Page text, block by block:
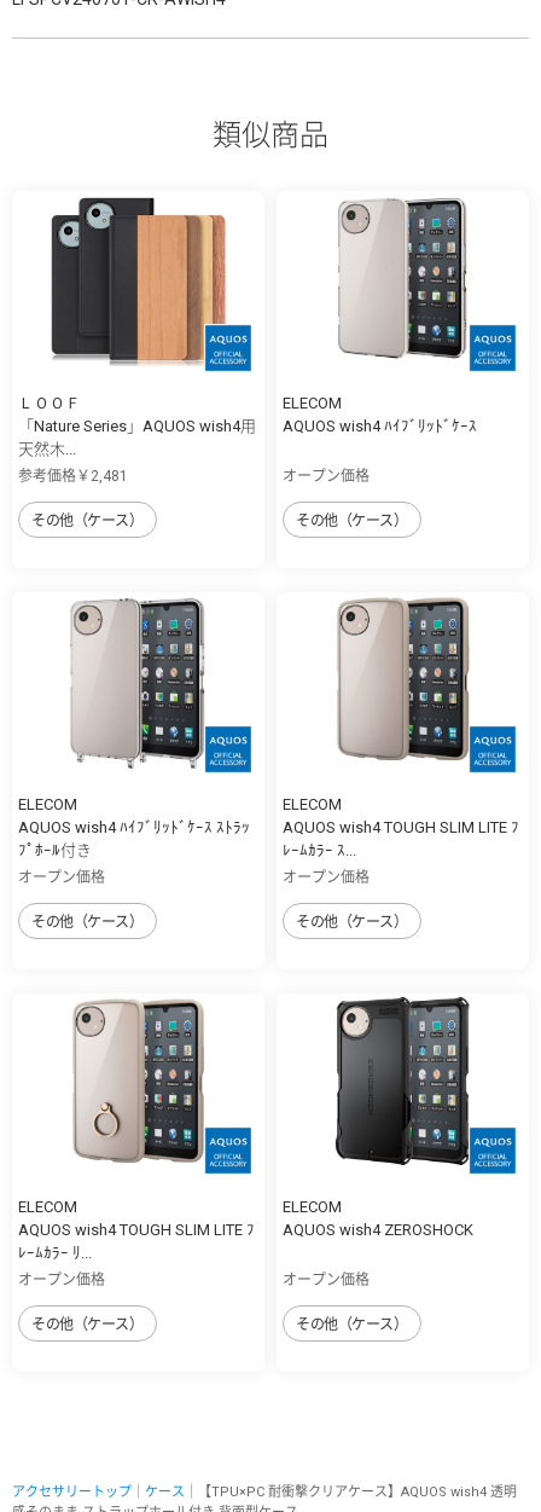
類似商品
ＬＯＯＦ
「Nature Series」AQUOS wish4用
天然木...
参考価格￥2,481
その他（ケース）
ELECOM
AQUOS wish4 ﾊｲﾌﾞﾘｯﾄﾞｹｰｽ
オープン価格
その他（ケース）
ELECOM
AQUOS wish4 ﾊｲﾌﾞﾘｯﾄﾞｹｰｽ ｽﾄﾗｯ
ﾌﾟﾎｰﾙ付き
オープン価格
その他（ケース）
ELECOM
AQUOS wish4 TOUGH SLIM LITE ﾌ
ﾚｰﾑｶﾗｰ ｽ...
オープン価格
その他（ケース）
ELECOM
AQUOS wish4 TOUGH SLIM LITE ﾌ
ﾚｰﾑｶﾗｰ ﾘ...
オープン価格
その他（ケース）
ELECOM
AQUOS wish4 ZEROSHOCK
オープン価格
その他（ケース）
アクセサリートップ ケース ｜【TPU×PC 耐衝撃クリアケース】AQUOS wish4 透明